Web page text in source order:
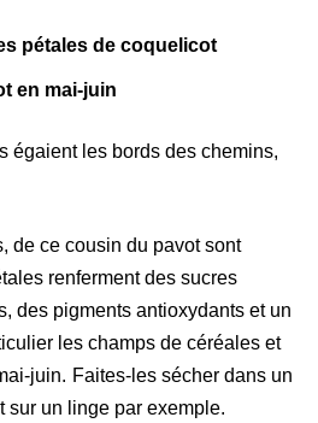
pétales de coquelicot
en mai-juin
égaient les bords des chemins,
de ce cousin du pavot sont
renferment des sucres
des pigments antioxydants et un
les champs de céréales et
juin. Faites-les sécher dans un
sur un linge par exemple.